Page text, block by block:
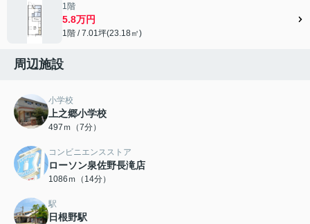
1階
5.8万円
1階 / 7.01坪(23.18㎡)
周辺施設
小学校
上之郷小学校
497ｍ（7分）
コンビニエンスストア
ローソン泉佐野長滝店
1086ｍ（14分）
駅
日根野駅